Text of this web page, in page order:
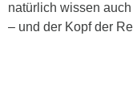
natürlich wissen
– und der Kopf der